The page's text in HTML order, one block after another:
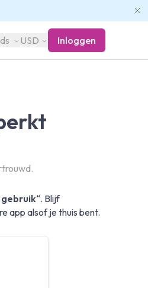
USD Inloggen
“. Blijf
app alsof je thuis bent.